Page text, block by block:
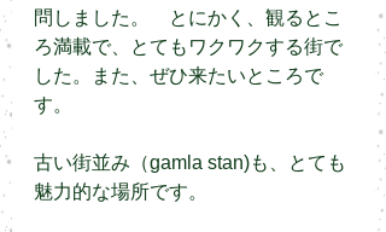
問しました。　とにかく、観るとこ
ろ満載で、とてもワクワクする街で
した。また、ぜひ来たいところで
す。
古い街並み（gamla stan)も、とても
魅力的な場所です。